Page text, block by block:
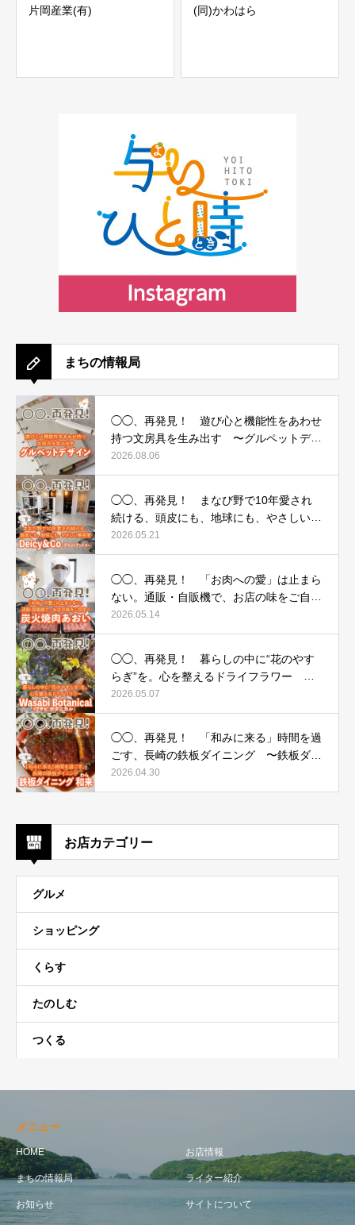
片岡産業(有) (同)かわはら
まちの情報局
◯◯、再発見！ 遊び心と機能性をあわせ
持つ文房具を生み出す 〜グルペットデザ
イン〜
2026.08.06
◯◯、再発見！ まなび野で10年愛され
続ける、頭皮にも、地球にも、やさしい美
容室 〜Deicy&Co（デイシーアンドコ
ー）〜
2026.05.21
◯◯、再発見！ 「お肉への愛」は止まら
ない。通販・自販機で、お店の味をご自宅
へ 〜炭火焼肉あおい〜
2026.05.14
◯◯、再発見！ 暮らしの中に“花のやす
らぎ”を。心を整えるドライフラワー 〜
Wasabi Botanical（ワサビ ボタニカル）〜
2026.05.07
◯◯、再発見！ 「和みに来る」時間を過
ごす、長崎の鉄板ダイニング 〜鉄板ダイ
ニング 和来（わら）〜
2026.04.30
お店カテゴリー
グルメ
ショッピング
くらす
たのしむ
つくる
メニュー
HOME お店情報
まちの情報局 ライター紹介
お知らせ サイトについて